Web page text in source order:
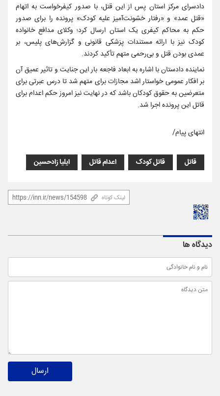
دادسرای مرکز استان پس از این قتل، با صدور کیفرخواست به اتهام
«قتل عمد» و «رفتار خشونت‌آمیز علیه کودک» پرونده را برای صدور
حکم به محاکم کیفری یک استان ارسال کرد؛ وکلای مدافع خانواده
کودک نیز با ارائه مستندات پزشکی قانونی و گزارش‌های پلیس، بر
عمدی بودن قتل و بی‌رحمی متهم تأکید کردند.
نماینده دادستان با اشاره به ابعاد فاجعه ‌بار این جنایت و تاثیر عمیق آن
بر افکار عمومی خواستار اشد مجازات برای متهم شد تا درس عبرتی برای
متعرضین به حقوق کودکان باشد که در نهایت نیز امروز حکم اعدام برای
قاتل این پرونده اجرا شد.
انتهای پیام/
قاتل قاتل کودک اعدام قاتل ایلیا زادحسین
لینک کوتاه
دیدگاه ها
ارسال